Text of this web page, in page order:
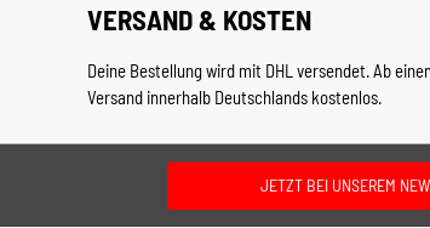
VERSAND & KOSTEN
Deine Bestellung wird mit DHL versendet. Ab
Versand innerhalb Deutschlands kostenlos.
JETZT BEI UNSEREM